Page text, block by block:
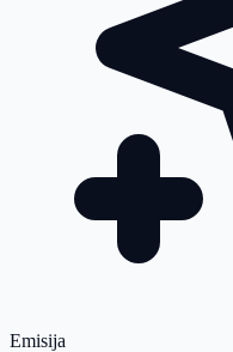
Emisija